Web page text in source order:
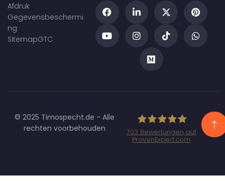
Afdruk
Gegevensbeschermi
ng
SitemapGTC
© 2025 Timospecht.de - Alle
rechten voorbehouden
Marketing GmbH
703 Bewertungen auf
ProvenExpert.com